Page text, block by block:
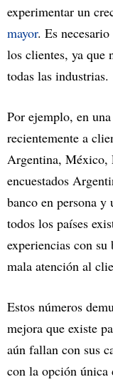
experimentar un
mayor. Es
los clientes, ya que
todas las industrias.
Por ejemplo, en
recientemente a
Argentina, México,
encuestados
banco en persona
todos los países
experiencias con
mala atención al
Estos números
mejora que existe
aún fallan con sus
con la opción única